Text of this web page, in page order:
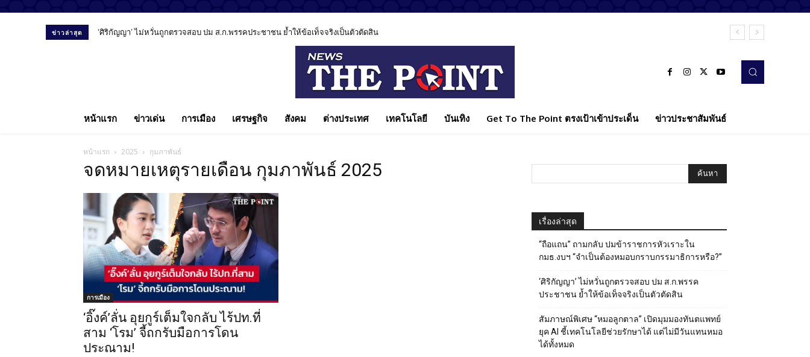
ข่าวล่าสุด ‘ศิริกัญญา’ ไม่หวั่นถูกตรวจสอบ ปม ส.ก.พรรคประชาชน ย้ำให้ข้อเท็จจริงเป็นตัวตัดสิน
สัมภาษณ์พิเศษ “หมอลูกตาล” เปิดมุมมองทันตแพทย์ยุค AI ชี้เทคโนโลยีช่วยรักษาได้ แต่ไม่มีวันแทนหมอได้ทั้งหมด
หน้าแรก ข่าวเด่น การเมือง เศรษฐกิจ สังคม ต่างประเทศ เทคโนโลยี บันเทิง Get To The Point ตรงเป้าเข้าประเด็น ข่าวประชาสัมพันธ์
หน้าแรก 2025 กุมภาพันธ์
จดหมายเหตุรายเดือน กุมภาพันธ์ 2025
การเมือง
‘อิ๊งค์’ลั่น อุยกูร์เต็มใจกลับ ไร้ปท.ที่
สาม ‘โรม’ จี้ถกรับมือการโดน
ประณาม!
เรื่องล่าสุด
“ถือแถน” ถามกลับ ปมข้าราชการหัวเราะใน
กมธ.งบฯ “จำเป็นต้องหมอบกราบกรรมาธิการหรือ?”
‘ศิริกัญญา’ ไม่หวั่นถูกตรวจสอบ ปม ส.ก.พรรค
ประชาชน ย้ำให้ข้อเท็จจริงเป็นตัวตัดสิน
สัมภาษณ์พิเศษ “หมอลูกตาล” เปิดมุมมองทันตแพทย์
ยุค AI ชี้เทคโนโลยีช่วยรักษาได้ แต่ไม่มีวันแทนหมอ
ได้ทั้งหมด